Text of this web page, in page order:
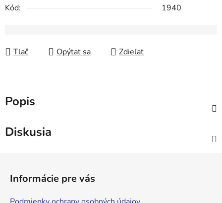
Kód:
1940
Tlač Opýtať sa Zdieľať
Popis
Diskusia
Informácie pre vás